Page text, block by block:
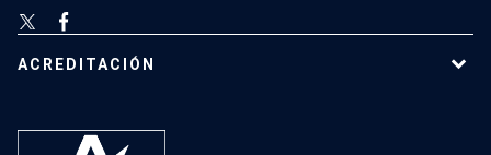
ACREDITACIÓN